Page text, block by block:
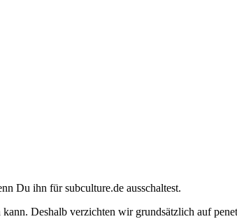
Du ihn für subculture.de ausschaltest.
Deshalb verzichten wir grundsätzlich auf